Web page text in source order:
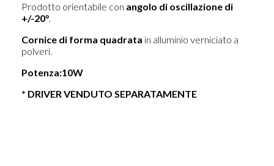
Prodotto orientabile con angolo di oscillazione di
+/-20°.
Cornice di forma quadrata in alluminio verniciato a
polveri.
Potenza:10W
* DRIVER VENDUTO SEPARATAMENTE